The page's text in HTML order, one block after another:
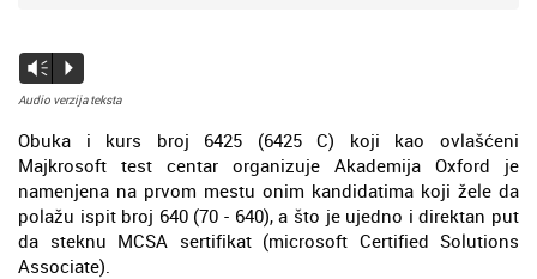
Vm
P
Audio verzija teksta
Obuka i kurs broj 6425 (6425 C) koji kao ovlašćeni
Majkrosoft test centar organizuje Akademija Oxford je
namenjena na prvom mestu onim kandidatima koji žele da
polažu ispit broj 640 (70 - 640), a što je ujedno i direktan put
da steknu MCSA sertifikat (microsoft Certified Solutions
Associate).